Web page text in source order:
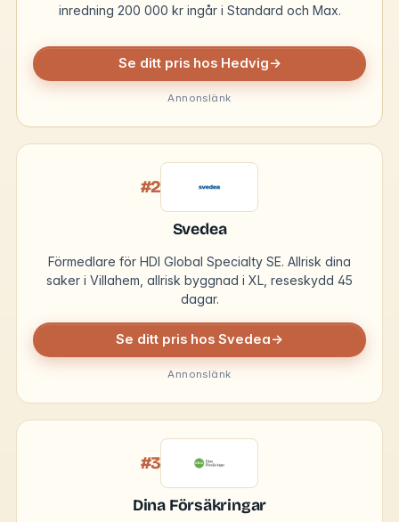
inredning 200 000 kr ingår i Standard och Max.
Se ditt pris hos Hedvig→
Annonslänk
#2
Svedea
Förmedlare för HDI Global Specialty SE. Allrisk dina
saker i Villahem, allrisk byggnad i XL, reseskydd 45
dagar.
Se ditt pris hos Svedea→
Annonslänk
#3
Dina Försäkringar